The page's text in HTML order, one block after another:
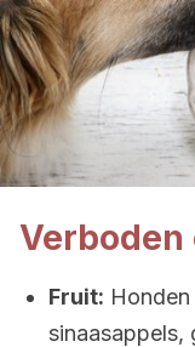
Verboden
Fruit:
sinaasappels,